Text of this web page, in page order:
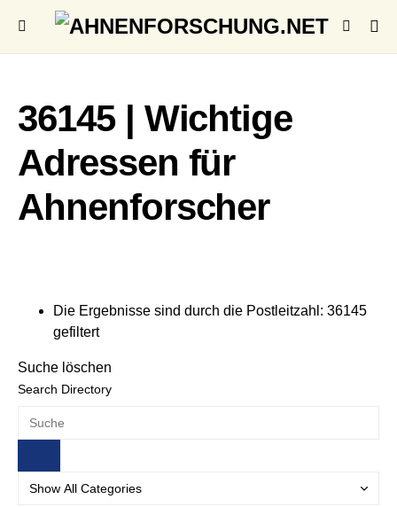
36145 | Wichtige
Adressen für
Ahnenforscher
Die Ergebnisse sind durch die Postleitzahl: 36145
gefiltert
Suche löschen
Search Directory